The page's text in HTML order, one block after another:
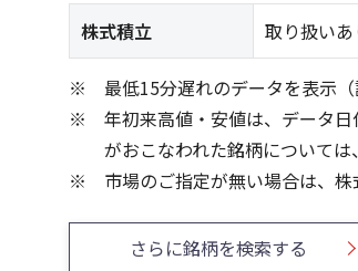
株式積立 取り扱いあ
最低15分遅れのデータを表示（
年初来高値・安値は、データ
がおこなわれた銘柄については
市場のご指定が無い場合は、株
さらに銘柄を検索する